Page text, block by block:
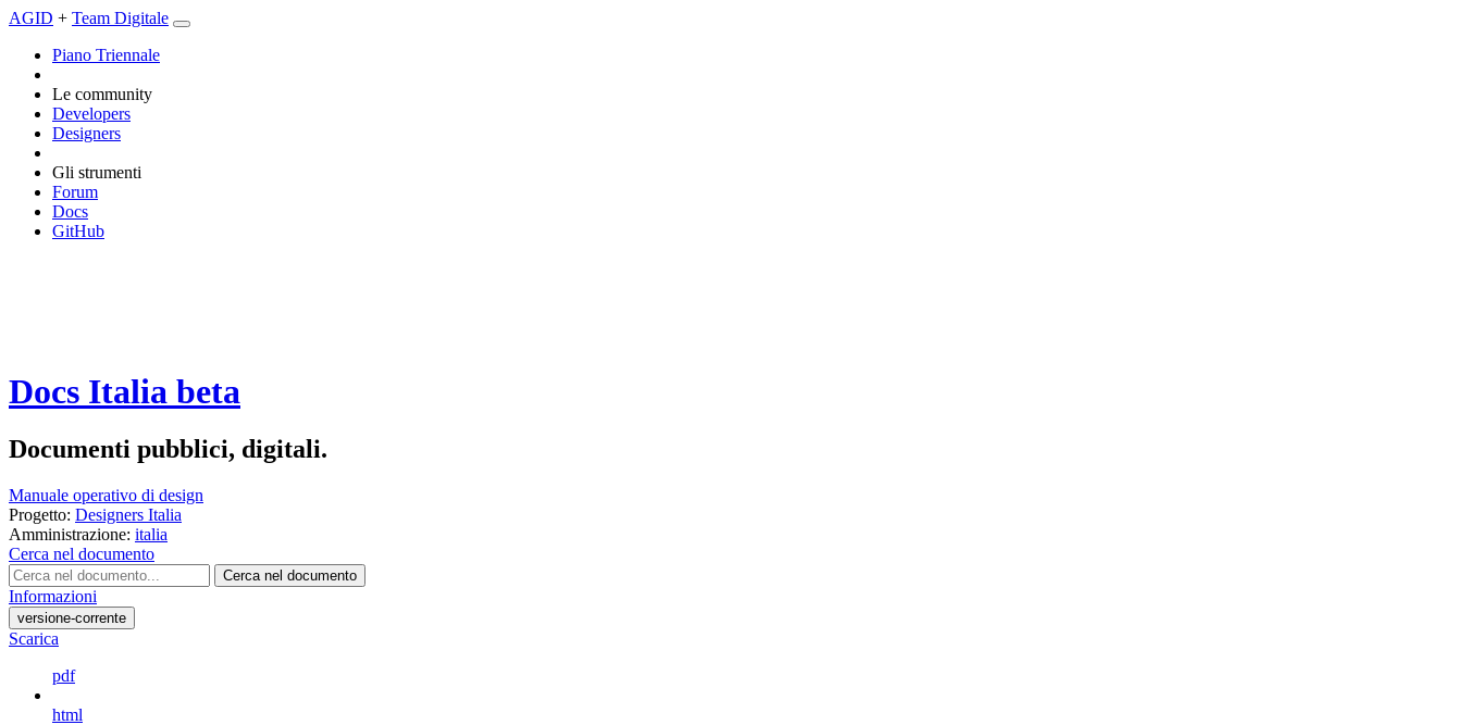
AGID + Team Digitale
Piano Triennale
Le community
Developers
Designers
Gli strumenti
Forum
Docs
GitHub
Docs Italia beta
Documenti pubblici, digitali.
Manuale operativo di design
Progetto: Designers Italia
Amministrazione: italia
Cerca nel documento
Cerca nel documento
Informazioni
versione-corrente
Scarica
pdf
html